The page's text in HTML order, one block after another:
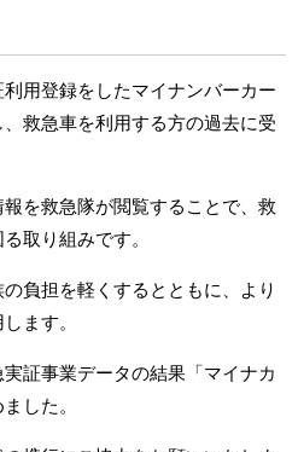
用登録をしたマイナンバーカー
救急車を利用する方の過去に受
を救急隊が閲覧することで、救
取り組みです。
負担を軽くするとともに、より
ます。
証事業データの結果「マイナカ
した。